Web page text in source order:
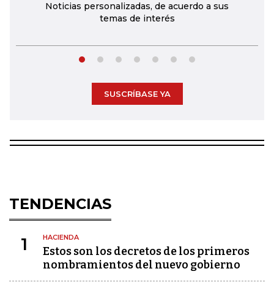
Noticias personalizadas, de acuerdo a sus
temas de interés
SUSCRÍBASE YA
TENDENCIAS
1 HACIENDA
Estos son los decretos de los primeros
nombramientos del nuevo gobierno